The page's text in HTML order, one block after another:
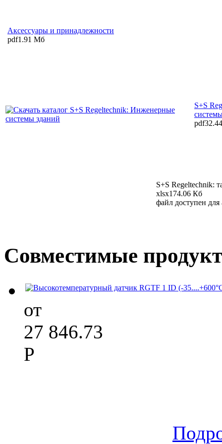
Аксессуары и принадлежности
pdf1.91 Мб
S+S
pdf
S+S Regeltechnik:
xlsx174.06 Кб
файл доступен для
Совместимые
от
27 846.73
Р